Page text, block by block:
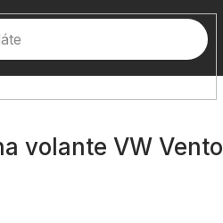
volante VW Vento